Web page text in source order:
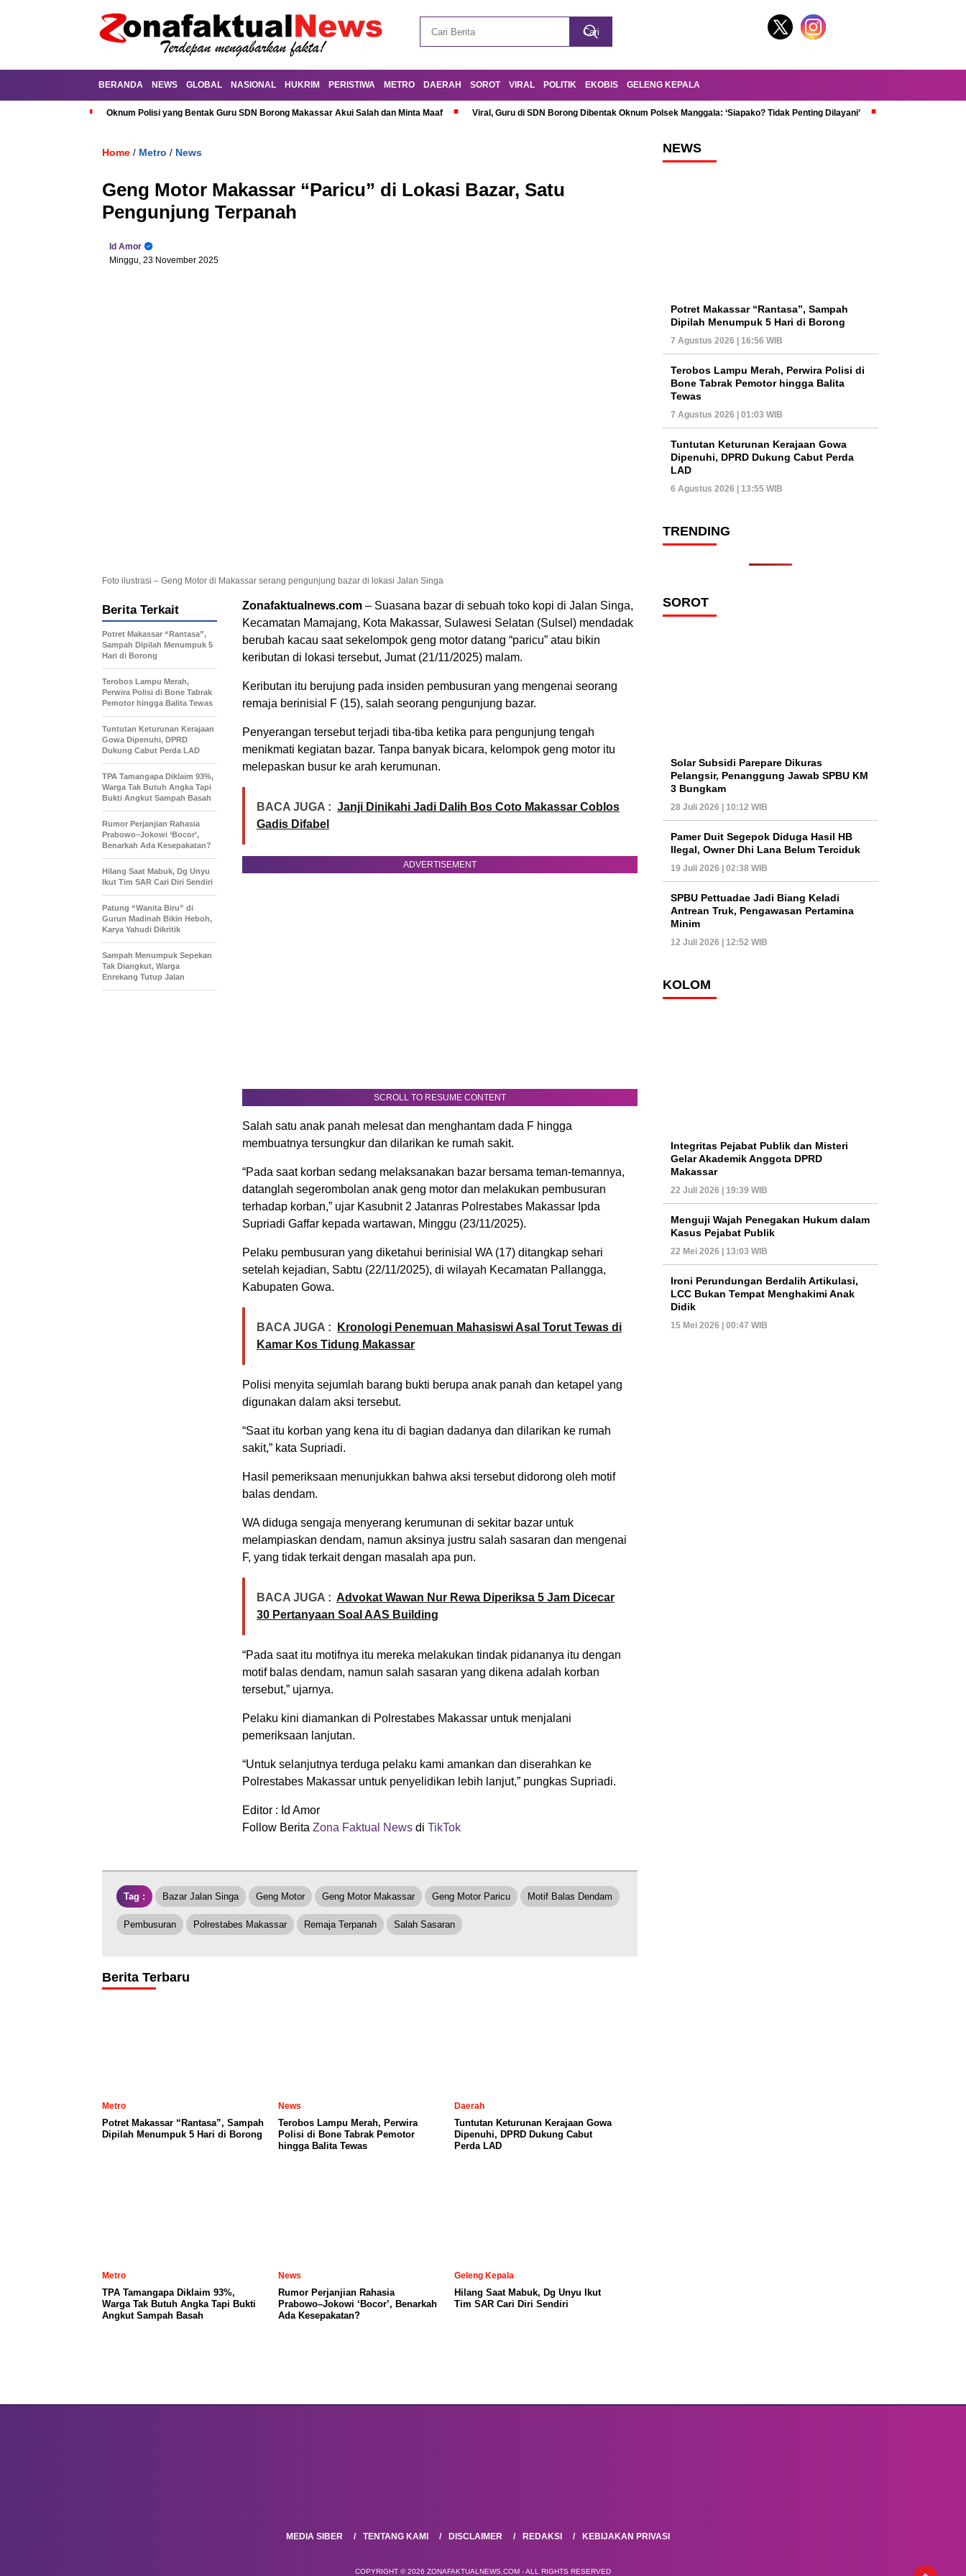
BERANDA NEWS GLOBAL NASIONAL HUKRIM PERISTIWA METRO DAERAH SOROT VIRAL POLITIK EKOBIS GELENG KEPALA
Oknum Polisi yang Bentak Guru SDN Borong Makassar Akui Salah dan Minta Maaf Viral, Guru di SDN Borong Dibentak Oknum Polsek Manggala: ‘Siapako? Tidak Penting Dilayani’
Home / Metro / News
Geng Motor Makassar “Paricu” di Lokasi Bazar, Satu
Pengunjung Terpanah
Id Amor
Minggu, 23 November 2025
Foto ilustrasi – Geng Motor di Makassar serang pengunjung bazar di lokasi Jalan Singa
Zonafaktualnews.com – Suasana bazar di sebuah toko kopi di Jalan Singa,
Kecamatan Mamajang, Kota Makassar, Sulawesi Selatan (Sulsel) mendadak
berubah kacau saat sekelompok geng motor datang “paricu” atau bikin
keributan di lokasi tersebut, Jumat (21/11/2025) malam.
Keributan itu berujung pada insiden pembusuran yang mengenai seorang
remaja berinisial F (15), salah seorang pengunjung bazar.
Penyerangan tersebut terjadi tiba-tiba ketika para pengunjung tengah
menikmati kegiatan bazar. Tanpa banyak bicara, kelompok geng motor itu
melepaskan busur ke arah kerumunan.
BACA JUGA : Janji Dinikahi Jadi Dalih Bos Coto Makassar Coblos
Gadis Difabel
ADVERTISEMENT
SCROLL TO RESUME CONTENT
Salah satu anak panah melesat dan menghantam dada F hingga
membuatnya tersungkur dan dilarikan ke rumah sakit.
“Pada saat korban sedang melaksanakan bazar bersama teman-temannya,
datanglah segerombolan anak geng motor dan melakukan pembusuran
terhadap korban,” ujar Kasubnit 2 Jatanras Polrestabes Makassar Ipda
Supriadi Gaffar kepada wartawan, Minggu (23/11/2025).
Pelaku pembusuran yang diketahui berinisial WA (17) ditangkap sehari
setelah kejadian, Sabtu (22/11/2025), di wilayah Kecamatan Pallangga,
Kabupaten Gowa.
BACA JUGA :
Kronologi Penemuan Mahasiswi Asal Torut Tewas di
Kamar Kos Tidung Makassar
Polisi menyita sejumlah barang bukti berupa anak panah dan ketapel yang
digunakan dalam aksi tersebut.
“Saat itu korban yang kena itu di bagian dadanya dan dilarikan ke rumah
sakit,” kata Supriadi.
Hasil pemeriksaan menunjukkan bahwa aksi tersebut didorong oleh motif
balas dendam.
WA diduga sengaja menyerang kerumunan di sekitar bazar untuk
melampiaskan dendam, namun aksinya justru salah sasaran dan mengenai
F, yang tidak terkait dengan masalah apa pun.
BACA JUGA : Advokat Wawan Nur Rewa Diperiksa 5 Jam Dicecar
30 Pertanyaan Soal AAS Building
“Pada saat itu motifnya itu mereka melakukan tindak pidananya itu dengan
motif balas dendam, namun salah sasaran yang dikena adalah korban
tersebut,” ujarnya.
Pelaku kini diamankan di Polrestabes Makassar untuk menjalani
pemeriksaan lanjutan.
“Untuk selanjutnya terduga pelaku kami amankan dan diserahkan ke
Polrestabes Makassar untuk penyelidikan lebih lanjut,” pungkas Supriadi.
Editor : Id Amor
Follow Berita Zona Faktual News di TikTok
Berita Terkait
Potret Makassar “Rantasa”,
Sampah Dipilah Menumpuk 5
Hari di Borong
Terobos Lampu Merah,
Perwira Polisi di Bone Tabrak
Pemotor hingga Balita Tewas
Tuntutan Keturunan Kerajaan
Gowa Dipenuhi, DPRD
Dukung Cabut Perda LAD
TPA Tamangapa Diklaim 93%,
Warga Tak Butuh Angka Tapi
Bukti Angkut Sampah Basah
Rumor Perjanjian Rahasia
Prabowo–Jokowi ‘Bocor’,
Benarkah Ada Kesepakatan?
Hilang Saat Mabuk, Dg Unyu
Ikut Tim SAR Cari Diri Sendiri
Patung “Wanita Biru” di
Gurun Madinah Bikin Heboh,
Karya Yahudi Dikritik
Sampah Menumpuk Sepekan
Tak Diangkut, Warga
Enrekang Tutup Jalan
Tag : Bazar Jalan Singa Geng Motor Geng Motor Makassar Geng Motor Paricu Motif Balas Dendam
Pembusuran Polrestabes Makassar Remaja Terpanah Salah Sasaran
Berita Terbaru
Metro
Potret Makassar “Rantasa”, Sampah
Dipilah Menumpuk 5 Hari di Borong
News
Terobos Lampu Merah, Perwira
Polisi di Bone Tabrak Pemotor
hingga Balita Tewas
Daerah
Tuntutan Keturunan Kerajaan Gowa
Dipenuhi, DPRD Dukung Cabut
Perda LAD
Metro
TPA Tamangapa Diklaim 93%,
Warga Tak Butuh Angka Tapi Bukti
Angkut Sampah Basah
News
Rumor Perjanjian Rahasia
Prabowo–Jokowi ‘Bocor’, Benarkah
Ada Kesepakatan?
Geleng Kepala
Hilang Saat Mabuk, Dg Unyu Ikut
Tim SAR Cari Diri Sendiri
NEWS
Potret Makassar “Rantasa”, Sampah
Dipilah Menumpuk 5 Hari di Borong
7 Agustus 2026 | 16:56 WIB
Terobos Lampu Merah, Perwira Polisi di
Bone Tabrak Pemotor hingga Balita
Tewas
7 Agustus 2026 | 01:03 WIB
Tuntutan Keturunan Kerajaan Gowa
Dipenuhi, DPRD Dukung Cabut Perda
LAD
6 Agustus 2026 | 13:55 WIB
TRENDING
SOROT
Solar Subsidi Parepare Dikuras
Pelangsir, Penanggung Jawab SPBU KM
3 Bungkam
28 Juli 2026 | 10:12 WIB
Pamer Duit Segepok Diduga Hasil HB
Ilegal, Owner Dhi Lana Belum Terciduk
19 Juli 2026 | 02:38 WIB
SPBU Pettuadae Jadi Biang Keladi
Antrean Truk, Pengawasan Pertamina
Minim
12 Juli 2026 | 12:52 WIB
KOLOM
Integritas Pejabat Publik dan Misteri
Gelar Akademik Anggota DPRD
Makassar
22 Juli 2026 | 19:39 WIB
Menguji Wajah Penegakan Hukum dalam
Kasus Pejabat Publik
22 Mei 2026 | 13:03 WIB
Ironi Perundungan Berdalih Artikulasi,
LCC Bukan Tempat Menghakimi Anak
Didik
15 Mei 2026 | 00:47 WIB
MEDIA SIBER TENTANG KAMI DISCLAIMER REDAKSI KEBIJAKAN PRIVASI
COPYRIGHT © 2026 ZONAFAKTUALNEWS.COM - ALL RIGHTS RESERVED